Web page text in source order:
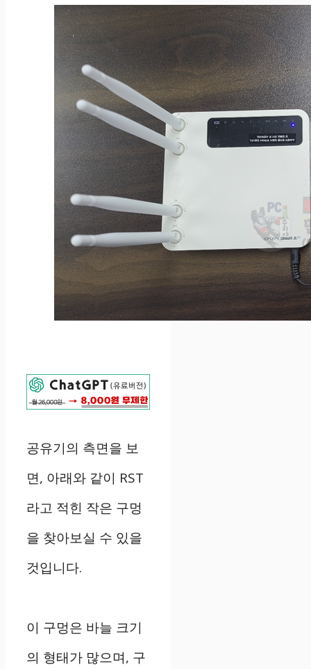
공유기의 측면을 보
면, 아래와 같이 RST
라고 적힌 작은 구멍
을 찾아보실 수 있을
것입니다.
이 구멍은 바늘 크기
의 형태가 많으며, 구